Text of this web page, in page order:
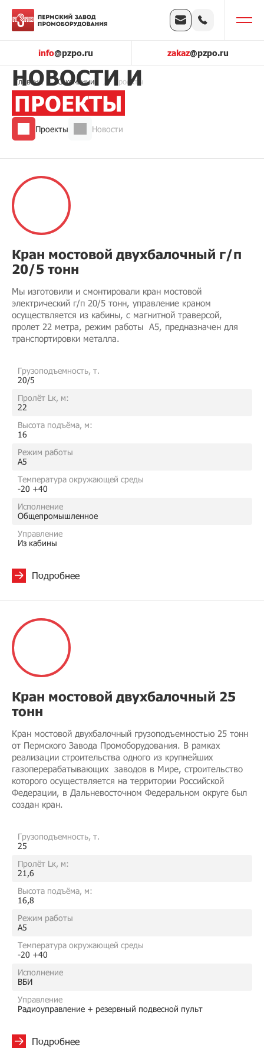
info@pzpo.ru zakaz@pzpo.ru
Главная О компании Проекты
НОВОСТИ И
ПРОЕКТЫ
Проекты Новости
Кран мостовой двухбалочный​ г/п
20/5 тонн
Мы изготовили и смонтировали кран мостовой
электрический г/п 20/5 тонн, управление краном
осуществляется из кабины, с магнитной траверсой,
пролет 22 метра, режим работы ​ А5, предназначен для
транспортировки металла.
Грузоподъемность, т.
20/5
Пролёт Lк, м:
22
Высота подъёма, м:
16
Режим работы
A5
Температура окружающей среды
-20 +40
Исполнение
Общепромышленное
Управление
Из кабины
Подробнее
Кран мостовой двухбалочный 25
тонн
Кран мостовой двухбалочный грузоподъемностью 25 тонн
от Пермского Завода Промоборудования. В рамках
реализации строительства одного из крупнейших
газоперерабатывающих заводов в Мире, строительство
которого осуществляется на территории Российской
Федерации, в Дальневосточном Федеральном округе был
создан кран.
Грузоподъемность, т.
25
Пролёт Lк, м:
21,6
Высота подъёма, м:
16,8
Режим работы
A5
Температура окружающей среды
-20 +40
Исполнение
ВБИ
Управление
Радиоуправление + резервный подвесной пульт
Подробнее